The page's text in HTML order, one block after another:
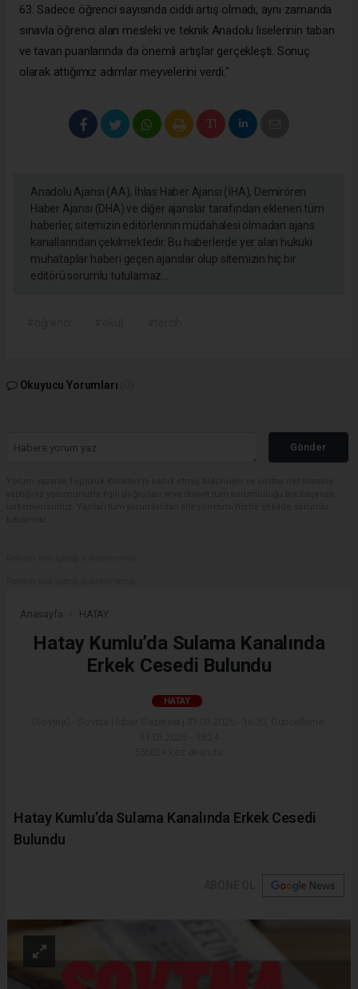
63. Sadece öğrenci sayısında ciddi artış olmadı, aynı zamanda
sınavla öğrenci alan mesleki ve teknik Anadolu liselerinin taban
ve tavan puanlarında da önemli artışlar gerçekleşti. Sonuç
olarak attığımız adımlar meyvelerini verdi."
Anadolu Ajansı (AA), İhlas Haber Ajansı (İHA), Demirören
Haber Ajansı (DHA) ve diğer ajanslar tarafından eklenen tüm
haberler, sitemizin editörlerinin müdahalesi olmadan ajans
kanallarından çekilmektedir. Bu haberlerde yer alan hukuki
muhataplar haberi geçen ajanslar olup sitemizin hiç bir
editörü sorumlu tutulamaz...
Okuyucu Yorumları
Gönder
Anasayfa HATAY
Hatay Kumlu’da Sulama Kanalında
Erkek Cesedi Bulundu
HATAY
Hatay Kumlu’da Sulama Kanalında Erkek Cesedi
Bulundu